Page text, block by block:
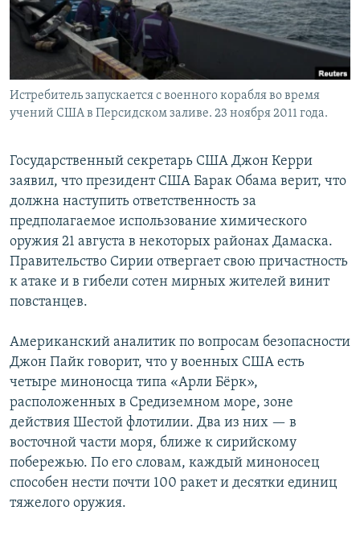
Հայերեն
English
Русский
Истребитель запускается с военного корабля во время
учений США в Персидском заливе. 23 ноября 2011 года.
Государственный секретарь США Джон Керри
заявил, что президент США Барак Обама верит, что
должна наступить ответственность за
предполагаемое использование химического
оружия 21 августа в некоторых районах Дамаска.
Правительство Сирии отвергает свою причастность
к атаке и в гибели сотен мирных жителей винит
повстанцев.
Американский аналитик по вопросам безопасности
Джон Пайк говорит, что у военных США есть
четыре миноносца типа «Арли Бёрк»,
расположенных в Средиземном море, зоне
действия Шестой флотилии. Два из них — в
восточной части моря, ближе к сирийскому
побережью. По его словам, каждый миноносец
способен нести почти 100 ракет и десятки единиц
тяжелого оружия.